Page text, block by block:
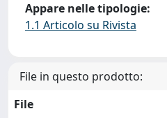
Appare nelle tipologie:
1.1 Articolo su Rivista
File in questo prodotto:
File